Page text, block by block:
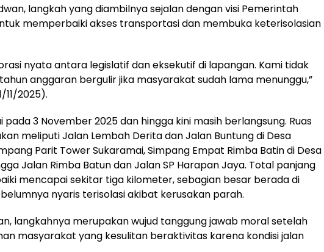
langkah yang diambilnya sejalan dengan visi Pemerintah
memperbaiki akses transportasi dan membuka keterisolasian
nyata antara legislatif dan eksekutif di lapangan. Kami tidak
anggaran bergulir jika masyarakat sudah lama menunggu,”
11/2025).
pada 3 November 2025 dan hingga kini masih berlangsung. Ruas
meliputi Jalan Lembah Derita dan Jalan Buntung di Desa
Parit Tower Sukaramai, Simpang Empat Rimba Batin di Desa
Jalan Rimba Batun dan Jalan SP Harapan Jaya. Total panjang
mencapai sekitar tiga kilometer, sebagian besar berada di
nyaris terisolasi akibat kerusakan parah.
langkahnya merupakan wujud tanggung jawab moral setelah
masyarakat yang kesulitan beraktivitas karena kondisi jalan